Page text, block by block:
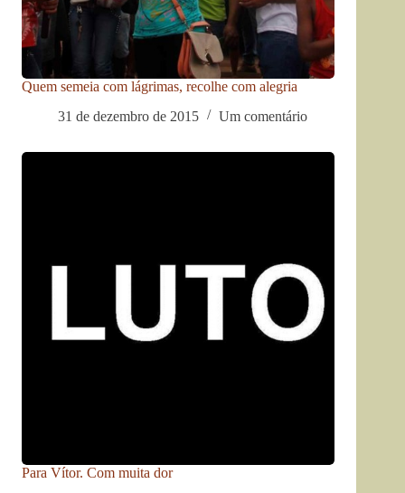
Quem semeia com lágrimas, recolhe com alegria
31 de dezembro de 2015
Um comentário
Para Vítor. Com muita dor